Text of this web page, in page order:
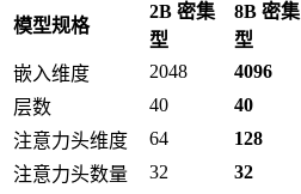
模型规格
2B 密集
型
8B 密集
型
嵌入维度
2048 4096
层数
40 40
注意力头维度
64 128
注意力头数量
32 32